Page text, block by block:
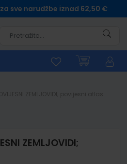
sve narudžbe iznad 62,50 €
ZEMLJOVIDI;